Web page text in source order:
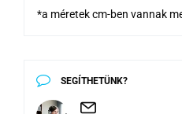
*a méretek cm-ben vannak
SEGÍTHETÜNK?